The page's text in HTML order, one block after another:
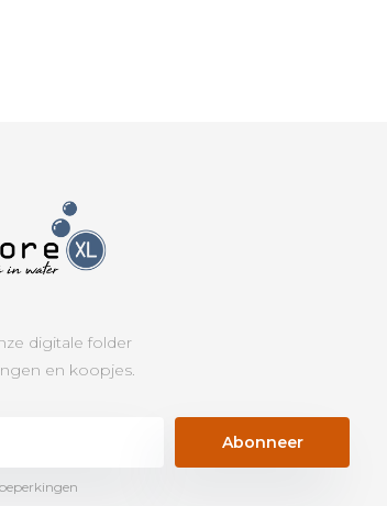
digitale folder
en koopjes.
Abonneer